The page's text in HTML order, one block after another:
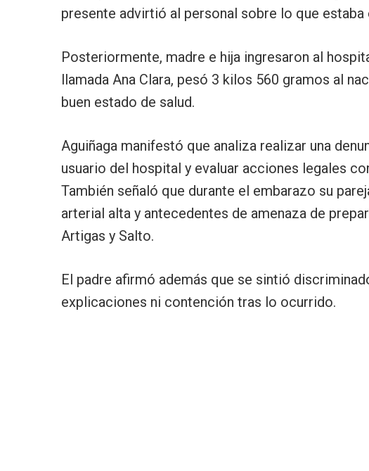
presente advirtió al personal sobre lo que estaba
Posteriormente, madre e hija ingresaron al
llamada Ana Clara, pesó 3 kilos 560 gramos al
buen estado de salud.
Aguiñaga manifestó que analiza realizar una
usuario del hospital y evaluar acciones legales
También señaló que durante el embarazo su
arterial alta y antecedentes de amenaza de
Artigas y Salto.
El padre afirmó además que se sintió
explicaciones ni contención tras lo ocurrido.